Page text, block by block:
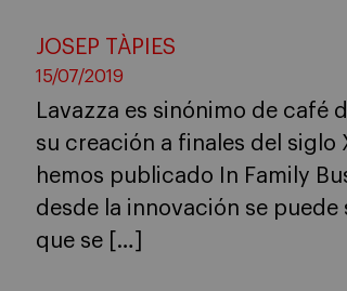
JOSEP TÀPIES
15/07/2019
Lavazza es sinónimo de café
su creación a finales del siglo
hemos publicado In Family
desde la innovación se
que se […]